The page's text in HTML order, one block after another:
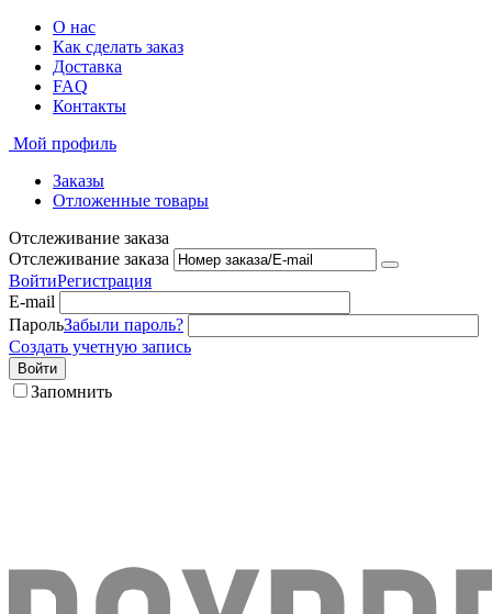
О нас
Как сделать заказ
Доставка
FAQ
Контакты
Мой профиль
Заказы
Отложенные товары
Отслеживание заказа
Отслеживание заказа
ВойтиРегистрация
E-mail
ПарольЗабыли пароль?
Создать учетную запись
Войти
Запомнить